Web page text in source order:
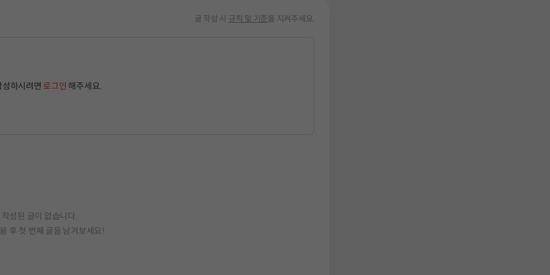
글 작성 시 규칙 및 기준을 지켜주세요.
성하시려면 로그인 해주세요.
작성된 글이 없습니다.
후 첫 번째 글을 남겨보세요!